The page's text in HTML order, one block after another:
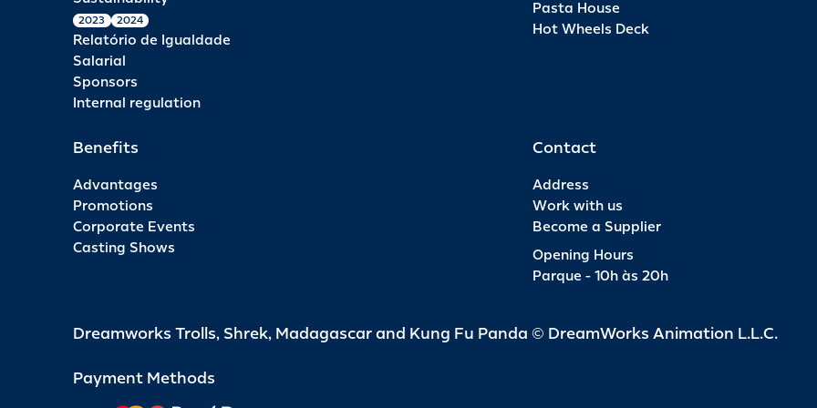
2023 2024
Relatório de Igualdade
Salarial
Sponsors
Internal regulation
Pasta House
Hot Wheels Deck
Benefits
Advantages
Promotions
Corporate Events
Casting Shows
Contact
Address
Work with us
Become a Supplier
Opening Hours
Parque - 10h às 20h
Dreamworks Trolls, Shrek, Madagascar and Kung Fu Panda © DreamWorks Animation L.L.C.
Payment Methods